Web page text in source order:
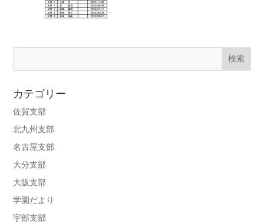
カテゴリー
佐賀支部
北九州支部
名古屋支部
大分支部
大阪支部
学園だより
宇部支部